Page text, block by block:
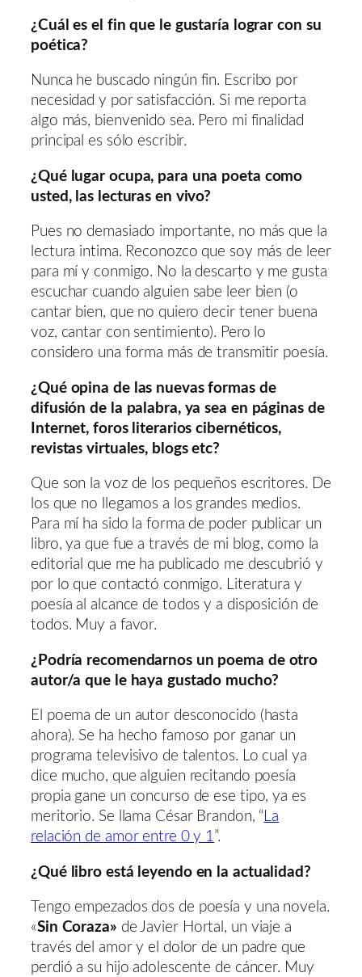
¿Cuál es el fin que le gustaría lograr con su
poética?
Nunca he buscado ningún fin. Escribo por
necesidad y por satisfacción. Si me reporta
algo más, bienvenido sea. Pero mi finalidad
principal es sólo escribir.
¿Qué lugar ocupa, para una poeta como
usted, las lecturas en vivo?
Pues no demasiado importante, no más que la
lectura intima. Reconozco que soy más de leer
para mí y conmigo. No la descarto y me gusta
escuchar cuando alguien sabe leer bien (o
cantar bien, que no quiero decir tener buena
voz, cantar con sentimiento). Pero lo
considero una forma más de transmitir poesía.
¿Qué opina de las nuevas formas de
difusión de la palabra, ya sea en páginas de
Internet, foros literarios cibernéticos,
revistas virtuales, blogs etc?
Que son la voz de los pequeños escritores. De
los que no llegamos a los grandes medios.
Para mí ha sido la forma de poder publicar un
libro, ya que fue a través de mi blog, como la
editorial que me ha publicado me descubrió y
por lo que contactó conmigo. Literatura y
poesía al alcance de todos y a disposición de
todos. Muy a favor.
¿Podría recomendarnos un poema de otro
autor/a que le haya gustado mucho?
El poema de un autor desconocido (hasta
ahora). Se ha hecho famoso por ganar un
programa televisivo de talentos. Lo cual ya
dice mucho, que alguien recitando poesía
propia gane un concurso de ese tipo, ya es
meritorio. Se llama César Brandon, “ La
relación de amor entre 0 y 1”.
¿Qué libro está leyendo en la actualidad?
Tengo empezados dos de poesía y una novela.
«Sin Coraza» de Javier Hortal, un viaje a
través del amor y el dolor de un padre que
perdió a su hijo adolescente de cáncer. Muy